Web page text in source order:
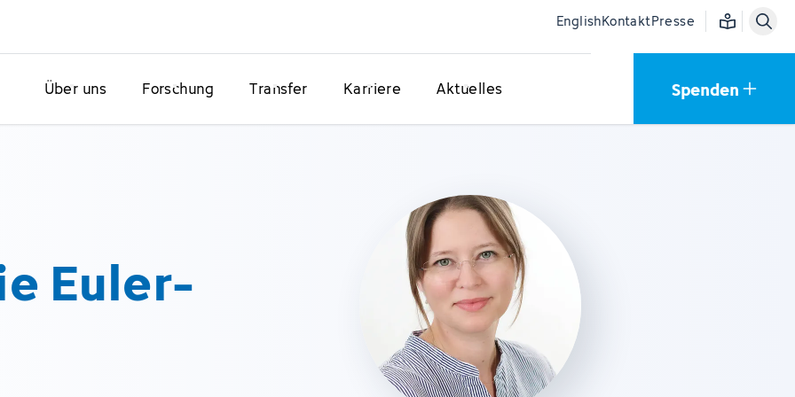
EnglishKontaktPresse Einfache
Über uns Forschung Transfer Karriere Aktuelles Spenden
Euler-